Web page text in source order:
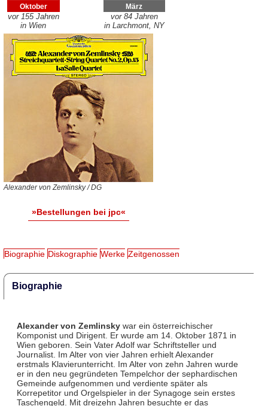
Oktober
vor 155 Jahren
in Wien
März
vor 84 Jahren
in Larchmont, NY
Alexander von Zemlinsky / DG
»Bestellungen bei jpc«
Biographie Diskographie Werke Zeitgenossen
Biographie
Alexander von Zemlinskywar ein österreichischer
Komponist und Dirigent. Er wurde am 14. Oktober 1871 in
Wien geboren. Sein Vater Adolf war Schriftsteller und
Journalist. Im Alter von vier Jahren erhielt Alexander
erstmals Klavierunterricht. Im Alter von zehn Jahren wurde
er in den neu gegründeten Tempelchor der sephardischen
Gemeinde aufgenommen und verdiente später als
Korrepetitor und Orgelspieler in der Synagoge sein erstes
Taschengeld. Mit dreizehn Jahren besuchte er das